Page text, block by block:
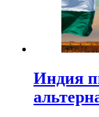
Индия